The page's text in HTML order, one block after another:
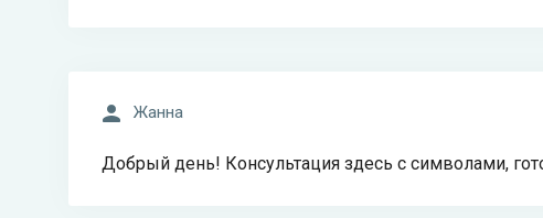
Жанна
Добрый день! Консультация здесь с символами,